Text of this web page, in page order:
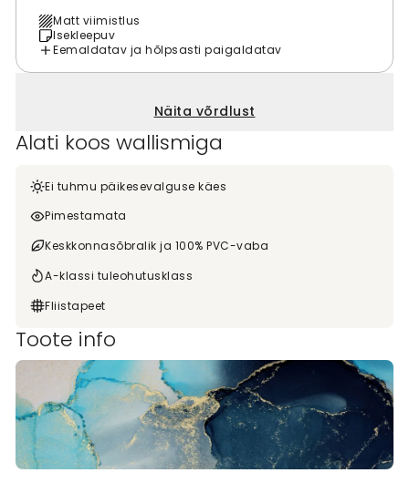
Matt viimistlus
Isekleepuv
Eemaldatav ja hõlpsasti paigaldatav
Näita võrdlust
Alati koos wallismiga
Ei tuhmu päikesevalguse käes
Pimestamata
Keskkonnasõbralik ja 100% PVC-vaba
A-klassi tuleohutusklass
Fliistapeet
Toote info